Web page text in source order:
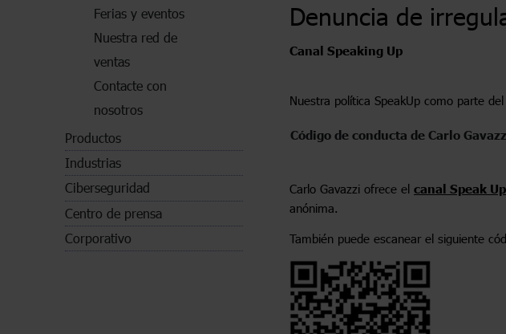
Ferias y eventos
Nuestra red de
ventas
Contacte con
nosotros
Productos
Industrias
Ciberseguridad
Centro de prensa
Corporativo
Denuncia de
Canal Speaking Up
Nuestra política SpeakUp como parte
Código de conducta de Carlo
Carlo Gavazzi ofrece el canal Speak Up
anónima.
También puede escanear el siguiente